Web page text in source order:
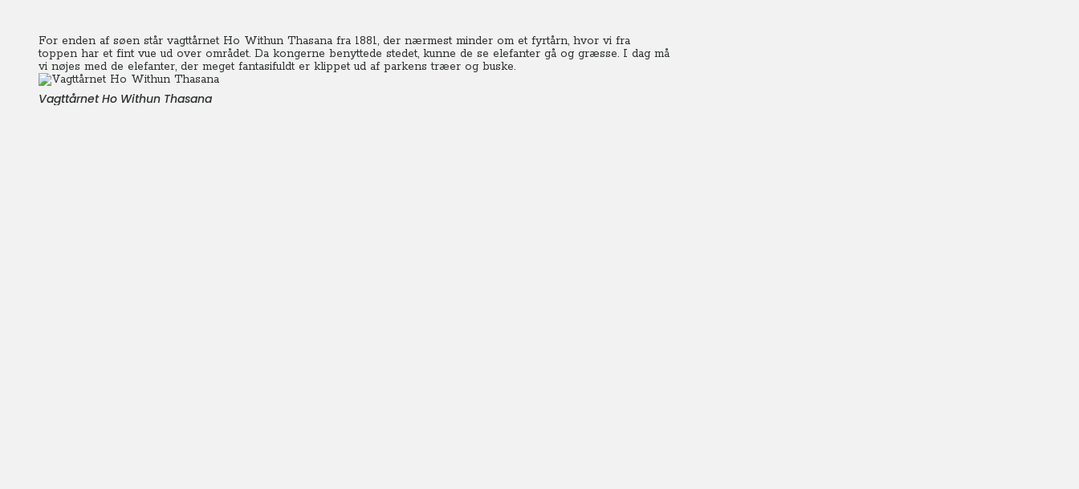
For enden af søen står vagttårnet Ho Withun Thasana fra 1881, der nærmest minder om et fyrtårn, hvor vi fra
toppen har et fint vue ud over området. Da kongerne benyttede stedet, kunne de se elefanter gå og græsse. I dag må
vi nøjes med de elefanter, der meget fantasifuldt er klippet ud af parkens træer og buske.
Vagttårnet Ho Withun Thasana